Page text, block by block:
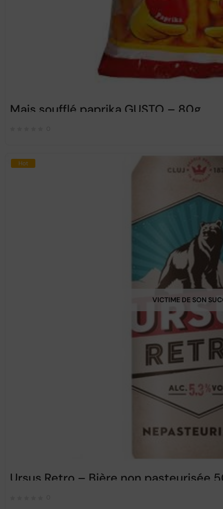
Mais soufflé paprika GUSTO – 80g
Hot
VICTIME DE SON
Ursus Retro – Bière non pasteurisée